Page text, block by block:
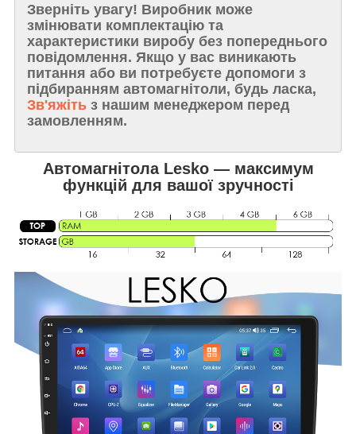
Зверніть увагу! Виробник може
змінювати комплектацію та
характеристики виробу без попереднього
повідомлення. Якщо у вас виникають
питання або ви потребуєте допомоги з
підбиранням автомагнітоли, будь ласка,
Зв'яжіть з нашим менеджером перед
замовленням.
Автомагнітола Lesko — максимум
функцій для вашої зручності